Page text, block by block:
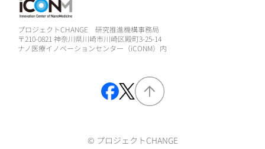
プロジェクトCHANGE 研究推進機構事務局
〒210-0821 神奈川県川崎市川崎区殿町3-25-14
ナノ医療イノベーションセンター（iCONM）内
© プロジェクトCHANGE